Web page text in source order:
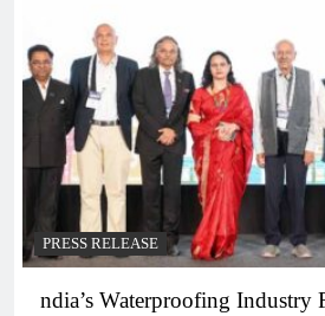
PRESS RELEASE
ndia’s Waterproofing Industry